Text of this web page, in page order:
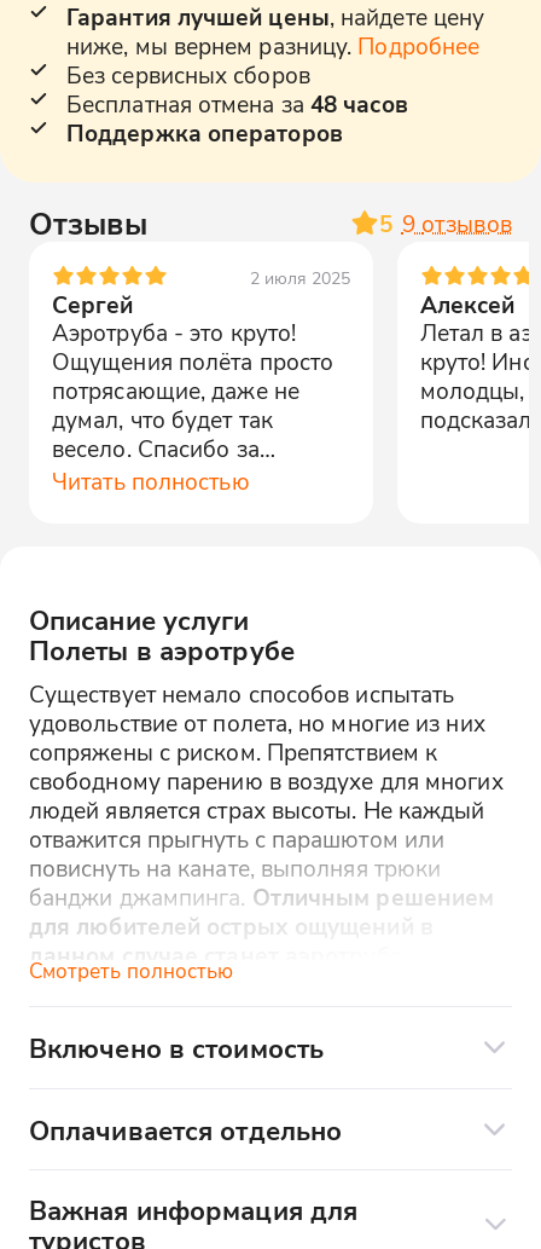
Гарантия лучшей цены, найдете цену
ниже, мы вернем разницу. Подробнее
Без сервисных сборов
Бесплатная отмена за 48 часов
Поддержка операторов
Отзывы 5 9 отзывов
2 июля 2025
Сергей
Аэротруба - это круто!
Ощущения полёта просто
потрясающие, даже не
думал, что будет так
весело. Спасибо за
возможность испытать это!
Читать полностью
Алексей
Летал в
круто!
молодцы,
Описание услуги
Полеты в аэротрубе
Существует немало способов испытать
удовольствие от полета, но многие из них
сопряжены с риском. Препятствием к
свободному парению в воздухе для многих
людей является страх высоты. Не каждый
отважится прыгнуть с парашютом или
повиснуть на канате, выполняя трюки
банджи джампинга. Отличным решением
для любителей острых ощущений в
данном случае станет аэротруба –
безопасное средство для полетов в
ни с чем не сравнимое ощущение
Смотреть полностью
Включено в стоимость
шлем
одноразовая шапочка
Оплачивается отдельно
Школа полетов
Важная информация для
туристов